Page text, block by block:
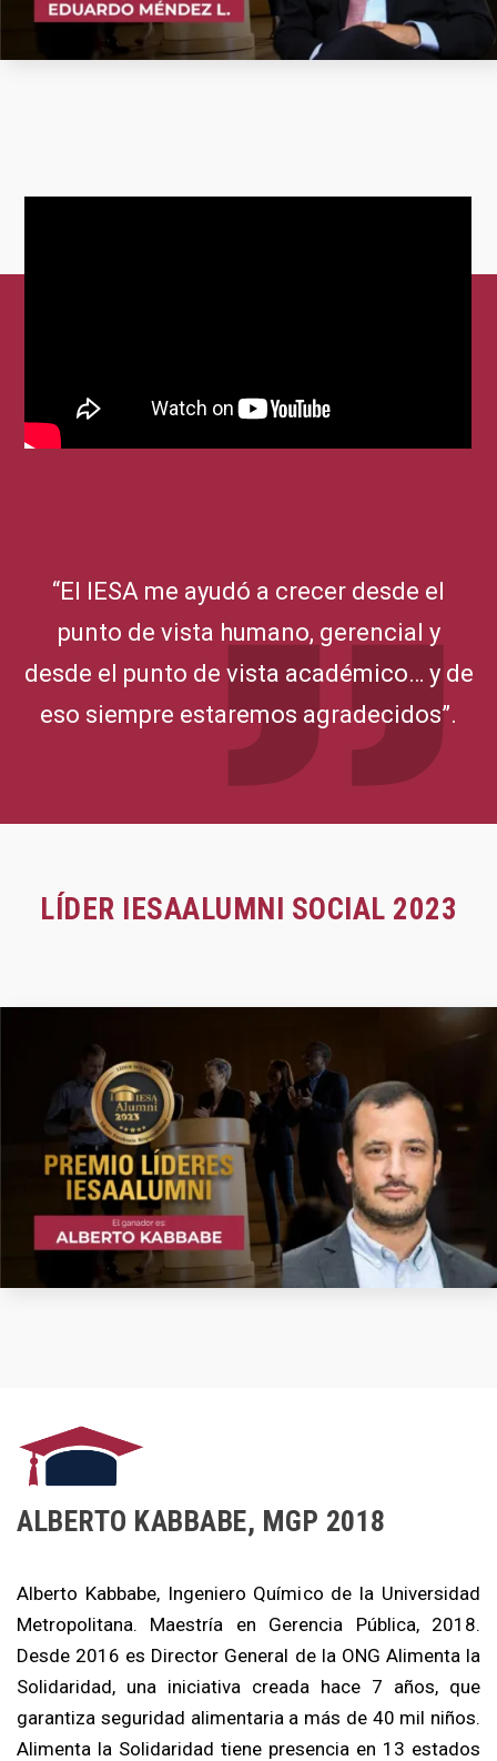
“El IESA me ayudó a crecer desde el
punto de vista humano, gerencial y
desde el punto de vista académico… y de
eso siempre estaremos agradecidos”.
LÍDER IESAALUMNI SOCIAL 2023
ALBERTO KABBABE, MGP 2018
Alberto Kabbabe, Ingeniero Químico de la Universidad
Metropolitana. Maestría en Gerencia Pública, 2018.
Desde 2016 es Director General de la ONG Alimenta la
Solidaridad, una iniciativa creada hace 7 años, que
garantiza seguridad alimentaria a más de 40 mil niños.
Alimenta la Solidaridad tiene presencia en 13 estados